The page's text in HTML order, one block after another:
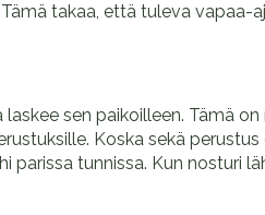
takaa, että tuleva vapaa-
sen paikoilleen. Tämä
Koska sekä
tunnissa. Kun nosturi